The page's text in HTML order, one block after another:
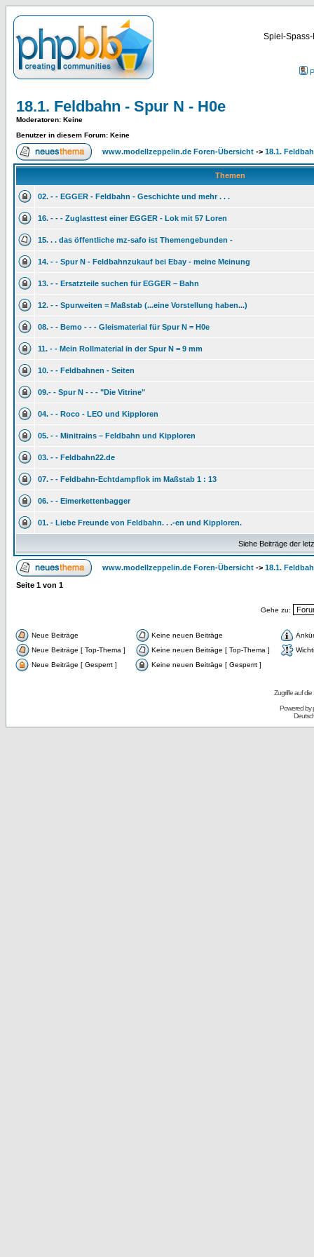
Spiel-
18.1. Feldbahn - Spur N - H0e
Moderatoren: Keine
Benutzer in diesem Forum: Keine
www.modellzeppelin.de Foren-Übersicht -> 18.1.
Themen
02. - - EGGER - Feldbahn - Geschichte und mehr . . .
16. - - - Zuglasttest einer EGGER - Lok mit 57 Loren
15. . . das öffentliche mz-safo ist Themengebunden -
14. - - Spur N - Feldbahnzukauf bei Ebay - meine Meinung
13. - - Ersatzteile suchen für EGGER – Bahn
12. - - Spurweiten = Maßstab (...eine Vorstellung haben...)
08. - - Bemo - - - Gleismaterial für Spur N = H0e
11. - - Mein Rollmaterial in der Spur N = 9 mm
10. - - Feldbahnen - Seiten
09.- - Spur N - - - "Die Vitrine"
04. - - Roco - LEO und Kipploren
05. - - Minitrains – Feldbahn und Kipploren
03. - - Feldbahn22.de
07. - - Feldbahn-Echtdampflok im Maßstab 1 : 13
06. - - Eimerkettenbagger
01. - Liebe Freunde von Feldbahn. . .-en und Kipploren.
Siehe Beiträge der
www.modellzeppelin.de Foren-Übersicht -> 18.1.
Seite 1 von 1
Gehe zu:
Neue Beiträge Keine neuen Beiträge
Neue Beiträge [ Top-Thema ]
Keine neuen Beiträge [ Top-Thema ]
Neue Beiträge [ Gesperrt ]
Keine neuen Beiträge [ Gesperrt ]
Zugriffe auf
Powered by